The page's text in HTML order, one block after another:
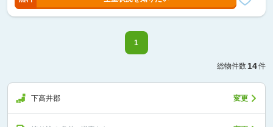
1
総物件数 14件
下高井郡 変更